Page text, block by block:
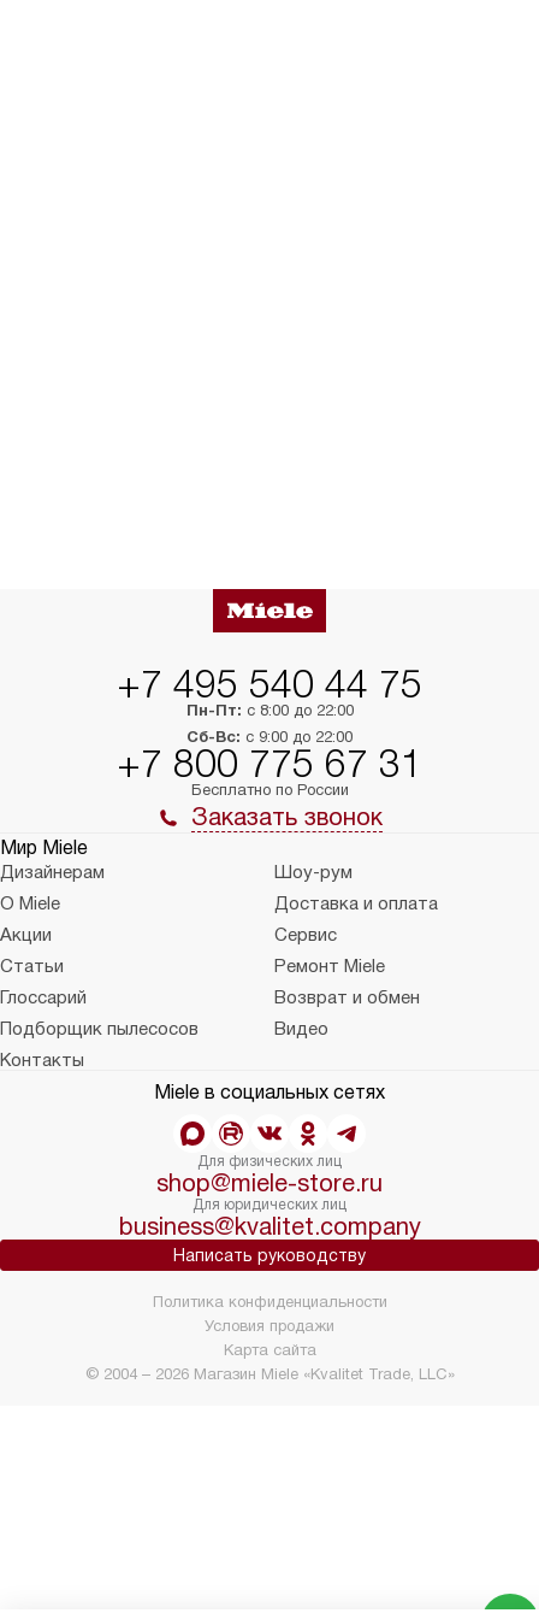
+7 495 540 44 75
Пн-Пт: с 8:00 до 22:00
Сб-Вс: с 9:00 до 22:00
+7 800 775 67 31
Бесплатно по России
Заказать звонок
Мир Miele
Дизайнерам
Шоу-рум
О Miele
Доставка и оплата
Акции
Сервис
Статьи
Ремонт Miele
Глоссарий
Возврат и обмен
Подборщик пылесосов
Видео
Контакты
Miele в социальных сетях
Для физических лиц
shop@miele-store.ru
Для юридических лиц
business@kvalitet.company
Написать руководству
© 2004 – 2026 Магазин Miele «Kvalitet Trade, LLC»
Политика конфиденциальности
Условия продажи
Карта сайта